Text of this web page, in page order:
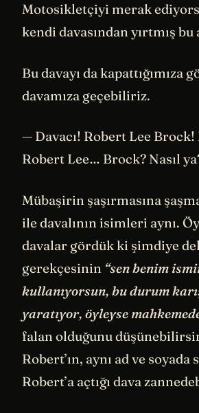
Motosikletçiyi merak
kendi davasından yırtmış bu
Bu davayı da kapattığımıza
davamıza geçebiliriz.
— Davacı! Robert Lee Brock!
Robert Lee… Brock? Nasıl
Mübaşirin şaşırmasına
ile davalının isimleri aynı.
davalar gördük ki şimdiye
gerekçesinin “sen benim
kullanıyorsun, bu durum
yaratıyor, öyleyse
falan olduğunu
Robert’ın, aynı ad ve
Robert’a açtığı dava